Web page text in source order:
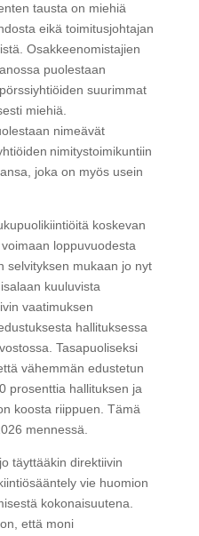
tausta on miehiä
eikä toimitusjohtajan
Osakkeenomistajien
puolestaan
suurimmat
miehiä.
nimeävät
nimitystoimikuntiin
joka on myös usein
koskevan
loppuvuodesta
selvityksen mukaan jo nyt
kuuluvista
vaatimuksen
hallituksessa
Tasapuoliseksi
vähemmän edustetun
prosenttia hallituksen ja
koosta riippuen. Tämä
mennessä.
täyttääkin direktiivin
vie huomion
kokonaisuutena.
että moni